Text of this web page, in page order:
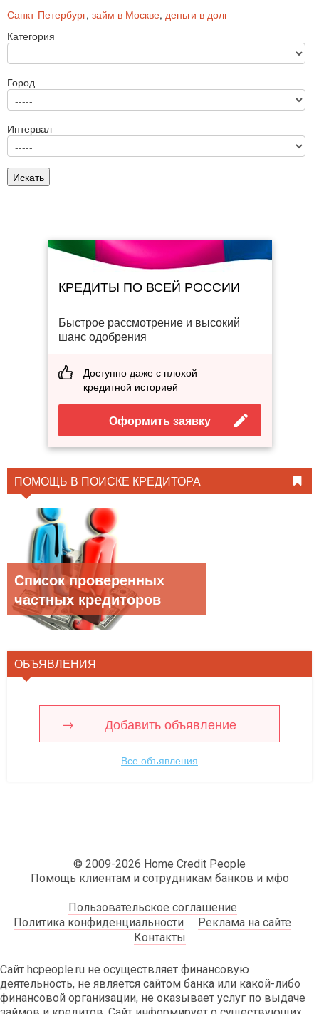
Санкт-Петербург, займ в Москве, деньги в долг
Категория
Город
Интервал
КРЕДИТЫ ПО ВСЕЙ РОССИИ
Быстрое рассмотрение и высокий
шанс одобрения
Доступно даже с плохой
кредитной историей
Оформить заявку
ПОМОЩЬ В ПОИСКЕ КРЕДИТОРА
Список проверенных
частных кредиторов
ОБЪЯВЛЕНИЯ
Добавить объявление
Все объявления
© 2009-2026 Home Credit People
Помощь клиентам и сотрудникам банков и мфо
Пользовательское соглашение
Политика конфиденциальности
Реклама на сайте
Контакты
Сайт hcpeople.ru не осуществляет финансовую
деятельность, не является сайтом банка или какой-либо
финансовой организации, не оказывает услуг по выдаче